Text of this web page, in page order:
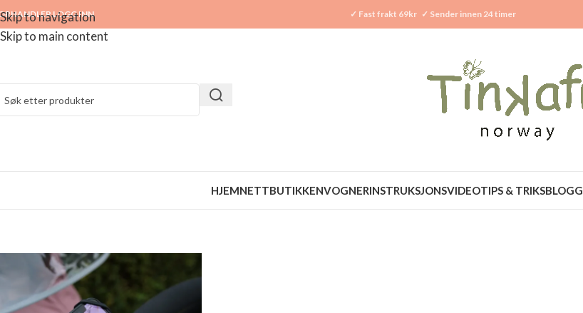
Skip to navigation
Skip to main content
LOGG INN ✓ Fast frakt 69kr ✓ Sender innen 24 timer
HJEMNETTBUTIKKENVOGNERINSTRUKSJONSVIDEOTIPS & TRIKSBLOGG